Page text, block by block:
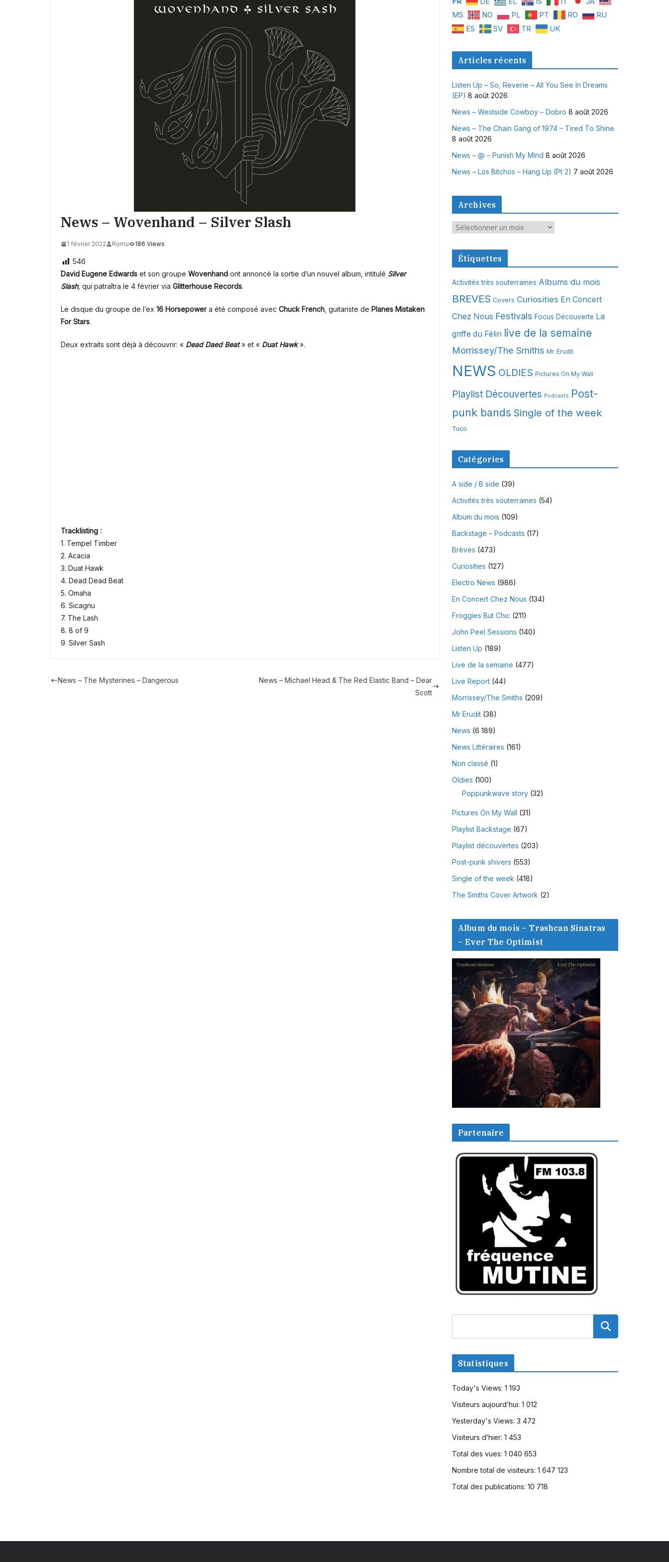
News – Wovenhand – Silver Slash
1 février 2022 Romu 186 Views
546
David Eugene Edwards et son groupe Wovenhand ont annoncé la sortie d’un nouvel album, intitulé Silver
Slash, qui patraîtra le 4 février via Glitterhouse Records.
Le disque du groupe de l’ex 16 Horsepowera été composé avec Chuck French , guitariste de Planes Mistaken
For Stars.
Deux extraits sont déjà à découvrir: « Dead Daed Beat» et « Duat Hawk».
Tracklisting :
1. Tempel Timber
2. Acacia
3. Duat Hawk
4. Dead Dead Beat
5. Omaha
6. Sicagnu
7. The Lash
8. 8 of 9
9. Silver Sash
News – The Mysterines – Dangerous
News – Michael Head & The Red Elastic Band – Dear
Scott
MS
NO PL PT RO
RU
ES
SV TR UK
Articles récents
Listen Up – So, Reverie – All You See In Dreams
(EP) 8 août 2026
News – Westside Cowboy – Dobro 8 août 2026
News – The Chain Gang of 1974 – Tired To Shine
8 août 2026
News – @ – Punish My Mind 8 août 2026
News – Los Bitchos – Hang Up (Pt 2) 7 août 2026
Archives
A
c
e
s
Étiquettes
Activités très souterraines Albums du mois
BREVES Covers Curiosities En Concert
Chez Nous Festivals Focus Découverte La
griffe du Félin live de la semaine
Morrissey/The Smiths Mr Erudit
NEWS OLDIES Pictures On My Wall
Playlist Découvertes Podcasts Post-
punk bands Single of the week
Tuco
Catégories
A side / B side (39)
Activités très souterraines (54)
Album du mois (109)
Backstage – Podcasts (17)
Brèves (473)
Curiosities (127)
Electro News (986)
En Concert Chez Nous (134)
Froggies But Chic (211)
John Peel Sessions (140)
Listen Up (189)
Live de la semaine (477)
Live Report(44)
Morrissey/The Smiths (209)
Mr Erudit(38)
News (6 189)
News Littéraires (161)
Non classé (1)
Oldies (100)
Poppunkwave story(32)
Pictures On My Wall (31)
Playlist Backstage (67)
Playlist découvertes (203)
Post-punk shivers (553)
Single of the week (418)
The Smiths Cover Artwork (2)
Album du mois – Trashcan Sinatras
– Ever The Optimist
Partenaire
Statistiques
Today's Views: 1 193
Visiteurs aujourd’hui: 1 012
Yesterday's Views: 3 472
Visiteurs d’hier: 1 453
Total des vues: 1 040 653
Nombre total de visiteurs: 1 647 123
Total des publications: 10 718